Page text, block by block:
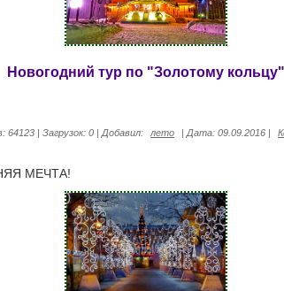
Новогодний тур по "Золотому кольцу"
64123 | Загрузок: 0 | Добавил: лето | Дата: 09.09.2016 |
МЕЧТА!